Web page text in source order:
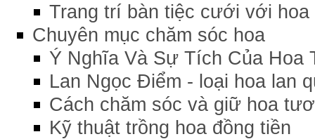
Trang trí bàn tiệc cưới với hoa
Chuyên mục chăm sóc hoa
Ý Nghĩa Và Sự Tích Của Hoa
Lan Ngọc Điểm - loại hoa lan
Cách chăm sóc và giữ hoa
Kỹ thuật trồng hoa đồng tiền